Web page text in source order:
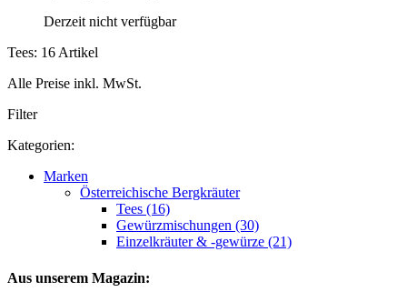
Derzeit nicht verfügbar
Tees: 16 Artikel
Alle Preise inkl. MwSt.
Filter
Kategorien:
Marken
Österreichische Bergkräuter
Tees (16)
Gewürzmischungen (30)
Einzelkräuter & -gewürze (21)
Aus unserem Magazin: